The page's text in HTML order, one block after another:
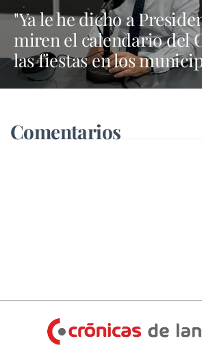
"Ya le he dicho a
miren el calendario del
las fiestas en los
Dolores Corujo estaba
pleno"
Comentarios